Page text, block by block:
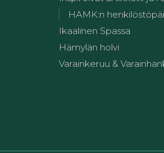
HAMK:n
Ikaalinen Spassa
Hämylän holvi
Varainkeruu &